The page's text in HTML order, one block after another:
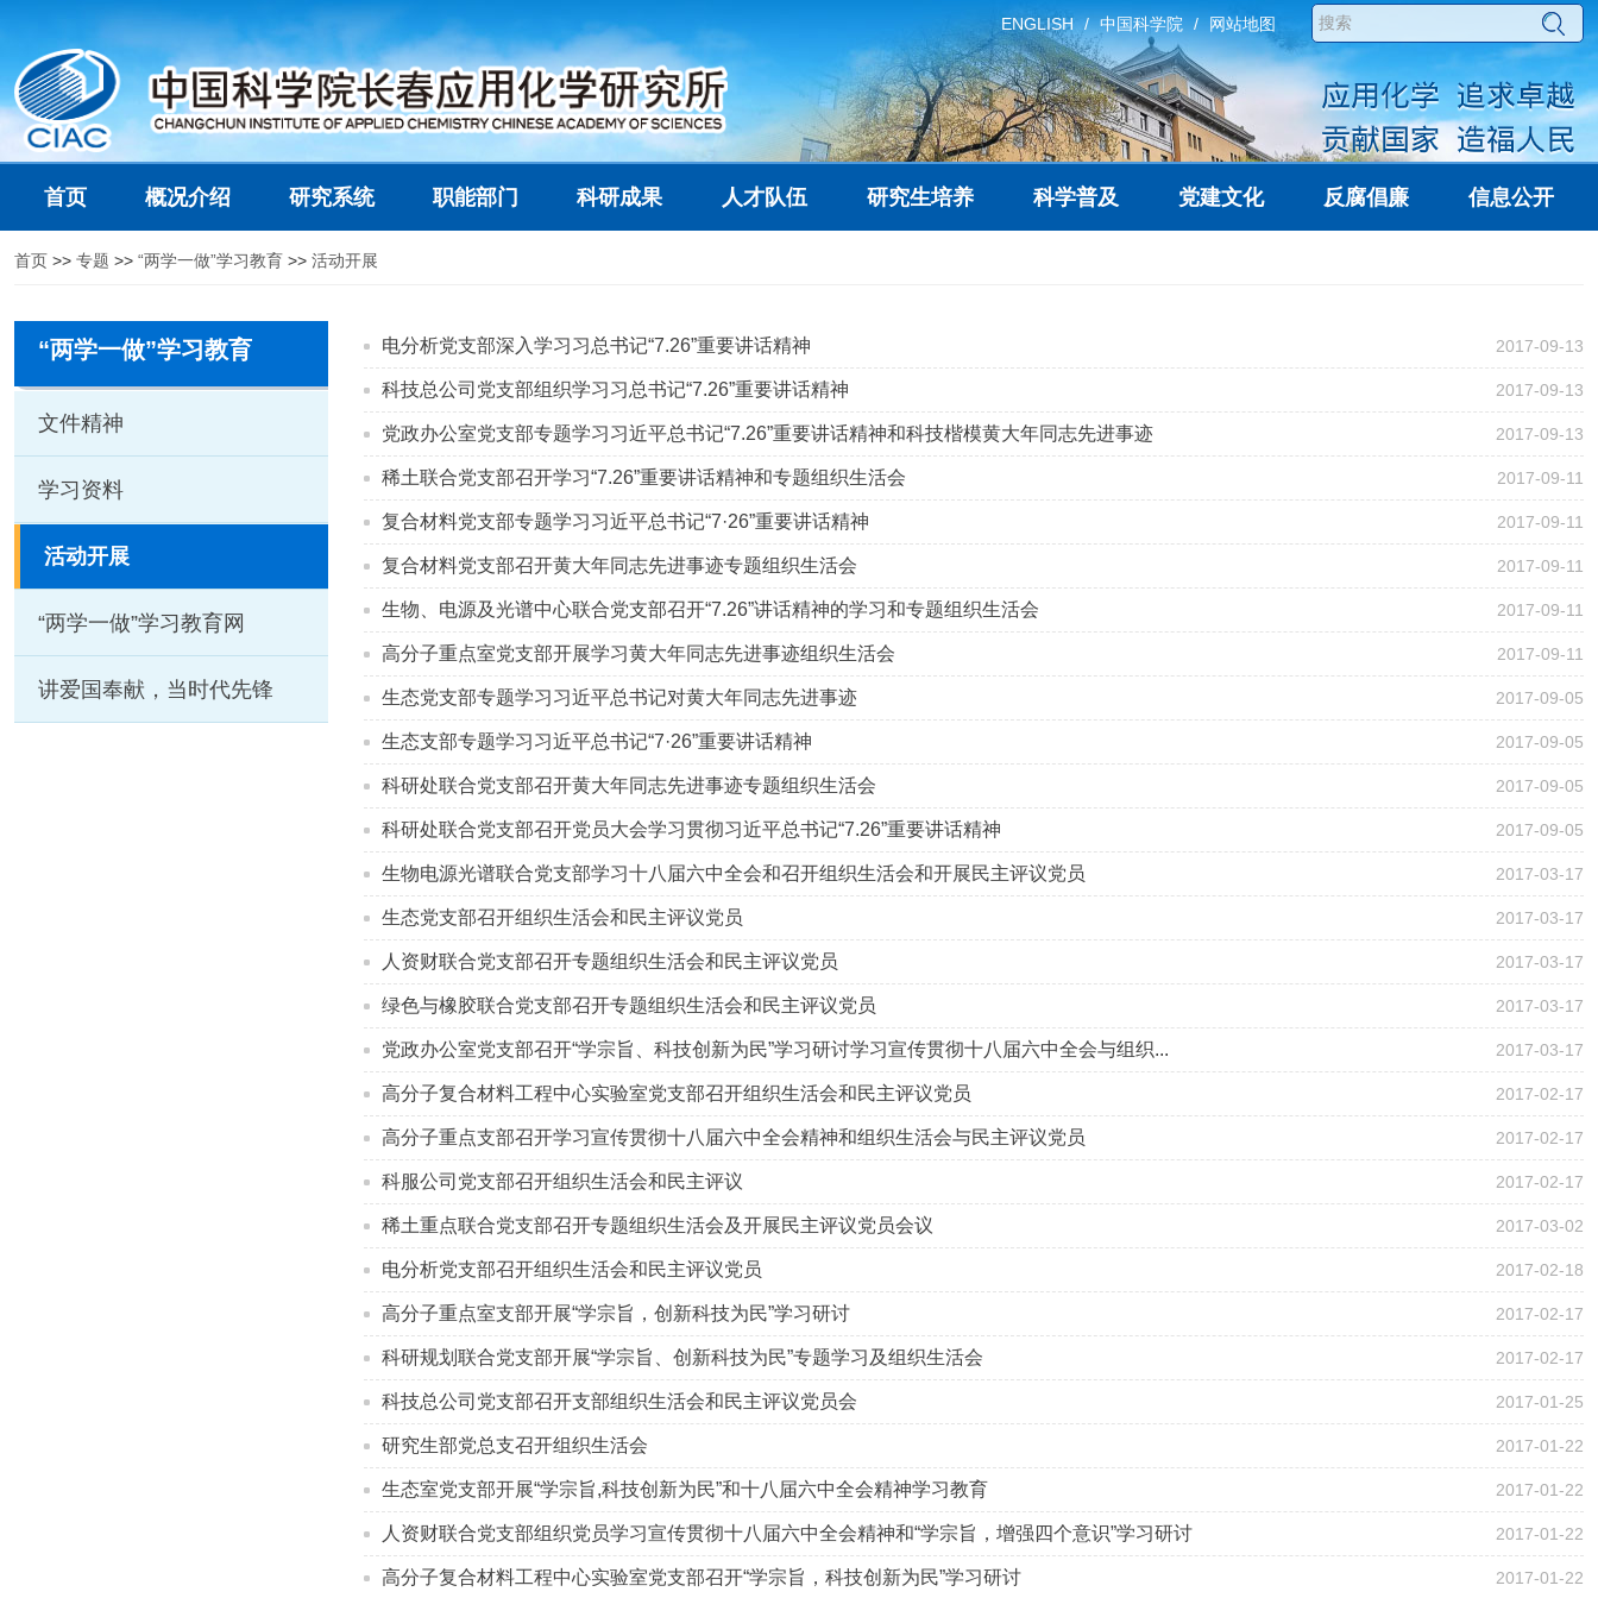
ENGLISH 中国科学院 网站地图
首页 概况介绍 研究系统 职能部门 科研成果 人才队伍 研究生培养 科学普及 党建文化 反腐倡廉 信息公开
首页 >> 专题 >> “两学一做”学习教育 >> 活动开展
“两学一做”学习教育
文件精神
学习资料
活动开展
“两学一做”学习教育网
讲爱国奉献，当时代先锋
电分析党支部深入学习习总书记“7.26”重要讲话精神 2017-09-13
科技总公司党支部组织学习习总书记“7.26”重要讲话精神 2017-09-13
党政办公室党支部专题学习习近平总书记“7.26”重要讲话精神和科技楷模黄大年同志先进事迹 2017-09-13
稀土联合党支部召开学习“7.26”重要讲话精神和专题组织生活会 2017-09-11
复合材料党支部专题学习习近平总书记“7·26”重要讲话精神 2017-09-11
复合材料党支部召开黄大年同志先进事迹专题组织生活会 2017-09-11
生物、电源及光谱中心联合党支部召开“7.26”讲话精神的学习和专题组织生活会 2017-09-11
高分子重点室党支部开展学习黄大年同志先进事迹组织生活会 2017-09-11
生态党支部专题学习习近平总书记对黄大年同志先进事迹 2017-09-05
生态支部专题学习习近平总书记“7·26”重要讲话精神 2017-09-05
科研处联合党支部召开黄大年同志先进事迹专题组织生活会 2017-09-05
科研处联合党支部召开党员大会学习贯彻习近平总书记“7.26”重要讲话精神 2017-09-05
生物电源光谱联合党支部学习十八届六中全会和召开组织生活会和开展民主评议党员 2017-03-17
生态党支部召开组织生活会和民主评议党员 2017-03-17
人资财联合党支部召开专题组织生活会和民主评议党员 2017-03-17
绿色与橡胶联合党支部召开专题组织生活会和民主评议党员 2017-03-17
党政办公室党支部召开“学宗旨、科技创新为民”学习研讨学习宣传贯彻十八届六中全会与组织... 2017-03-17
高分子复合材料工程中心实验室党支部召开组织生活会和民主评议党员 2017-02-17
高分子重点支部召开学习宣传贯彻十八届六中全会精神和组织生活会与民主评议党员 2017-02-17
科服公司党支部召开组织生活会和民主评议 2017-02-17
稀土重点联合党支部召开专题组织生活会及开展民主评议党员会议 2017-03-02
电分析党支部召开组织生活会和民主评议党员 2017-02-18
高分子重点室支部开展“学宗旨，创新科技为民”学习研讨 2017-02-17
科研规划联合党支部开展“学宗旨、创新科技为民”专题学习及组织生活会 2017-02-17
科技总公司党支部召开支部组织生活会和民主评议党员会 2017-01-25
研究生部党总支召开组织生活会 2017-01-22
生态室党支部开展“学宗旨,科技创新为民”和十八届六中全会精神学习教育 2017-01-22
人资财联合党支部组织党员学习宣传贯彻十八届六中全会精神和“学宗旨，增强四个意识”学习研讨 2017-01-22
高分子复合材料工程中心实验室党支部召开“学宗旨，科技创新为民”学习研讨 2017-01-22